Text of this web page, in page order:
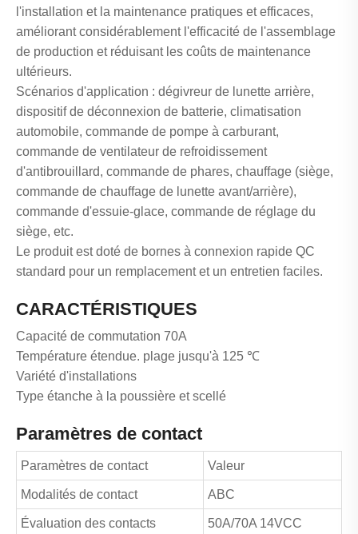
l'installation et la maintenance pratiques et efficaces,
améliorant considérablement l'efficacité de l'assemblage
de production et réduisant les coûts de maintenance
ultérieurs.
Scénarios d'application : dégivreur de lunette arrière,
dispositif de déconnexion de batterie, climatisation
automobile, commande de pompe à carburant,
commande de ventilateur de refroidissement
d'antibrouillard, commande de phares, chauffage (siège,
commande de chauffage de lunette avant/arrière),
commande d'essuie-glace, commande de réglage du
siège, etc.
Le produit est doté de bornes à connexion rapide QC
standard pour un remplacement et un entretien faciles.
CARACTÉRISTIQUES
Capacité de commutation 70A
Température étendue. plage jusqu'à 125 ℃
Variété d'installations
Type étanche à la poussière et scellé
Paramètres de contact
Paramètres de contact Valeur
Modalités de contact ABC
Évaluation des contacts 50A/70A 14VCC